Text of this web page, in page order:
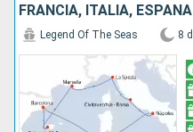
FRANCIA, ITALIA, ESPAÑA
Legend Of The Seas 8 d